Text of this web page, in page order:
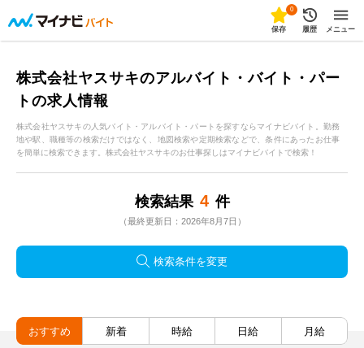
0
保存 履歴 メニュー
株式会社ヤスサキのアルバイト・バイト・パー
トの求人情報
株式会社ヤスサキの人気バイト・アルバイト・パートを探すならマイナビバイト。勤務
地や駅、職種等の検索だけではなく、地図検索や定期検索などで、条件にあったお仕事
を簡単に検索できます。株式会社ヤスサキのお仕事探しはマイナビバイトで検索！
検索結果 4 件
（最終更新日：2026年8月7日）
検索条件を変更
おすすめ 新着 時給 日給 月給